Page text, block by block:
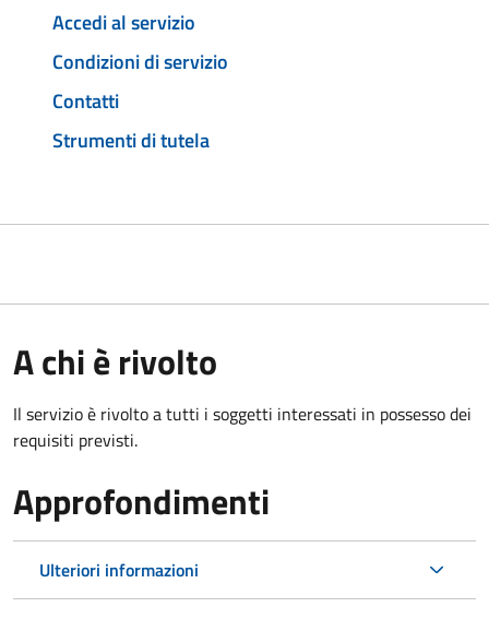
Accedi al servizio
Condizioni di servizio
Contatti
Strumenti di tutela
A chi è rivolto
Il servizio è rivolto a tutti i soggetti interessati in possesso dei
requisiti previsti.
Approfondimenti
Ulteriori informazioni